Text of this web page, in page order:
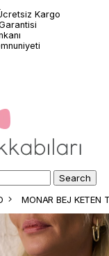
Kargo
MONAR BEJ KETEN